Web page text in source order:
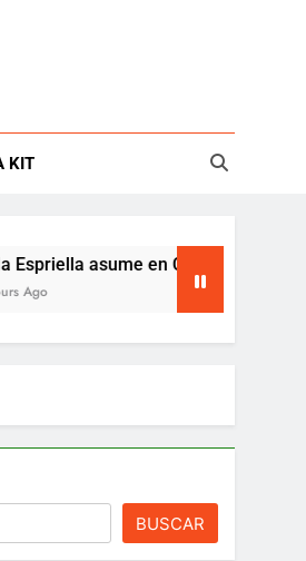
KIT
asume en Colombia entre crisis
BUSCAR